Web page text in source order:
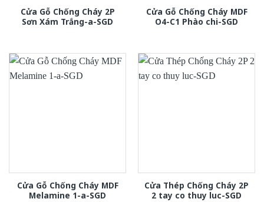
Cửa Gỗ Chống Cháy 2P
Sơn Xám Trắng-a-SGD
Cửa Gỗ Chống Cháy MDF
O4-C1 Phào chi-SGD
Cửa Gỗ Chống Cháy MDF
Melamine 1-a-SGD
Cửa Thép Chống Cháy 2P
2 tay co thuy luc-SGD